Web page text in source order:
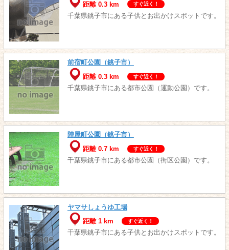
距離 0.3 km
すぐ近く！
千葉県銚子市にある子供とお出かけスポットです。
前宿町公園（銚子市）
距離 0.3 km
すぐ近く！
千葉県銚子市にある都市公園（運動公園）です。
陣屋町公園（銚子市）
距離 0.7 km
すぐ近く！
千葉県銚子市にある都市公園（街区公園）です。
ヤマサしょうゆ工場
距離 1 km
すぐ近く！
千葉県銚子市にある子供とお出かけスポットです。